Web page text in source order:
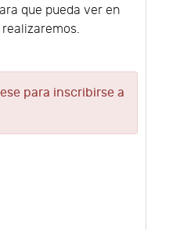
que pueda ver en
para inscribirse a